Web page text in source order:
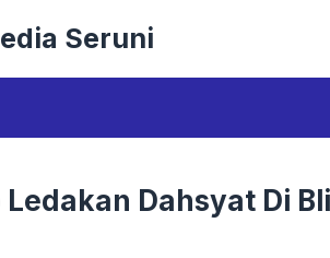
Seruni
Dahsyat Di